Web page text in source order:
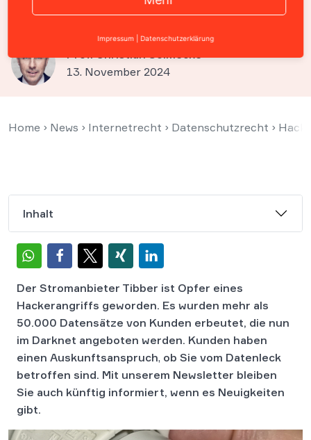
Tibber
Prof. Christian Solmecke
13. November 2024
Home › News › Internetrecht › Datenschutzrecht ›
Inhalt
Der Stromanbieter Tibber ist Opfer eines
Hackerangriffs geworden. Es wurden mehr als
50.000 Datensätze von Kunden erbeutet, die nun
im Darknet angeboten werden. Kunden haben
einen Auskunftsanspruch, ob Sie vom Datenleck
betroffen sind. Mit unserem Newsletter bleiben
Sie auch künftig informiert, wenn es Neuigkeiten
gibt.
Impressum Datenschutzerklärung